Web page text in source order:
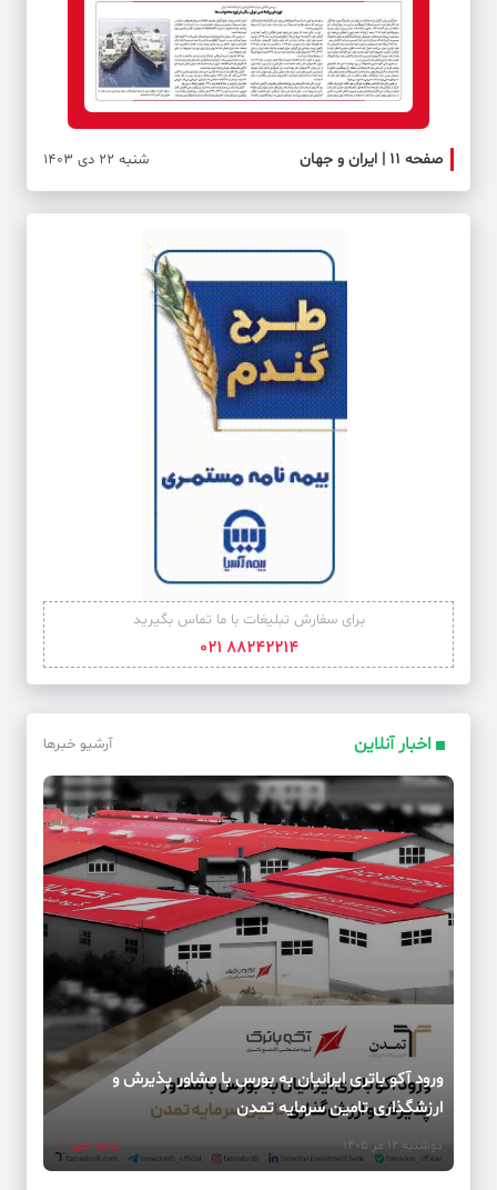
صفحه ۱۱ | ایران و جهان شنبه 22 دی 1403
برای سفارش تبلیغات با ما تماس بگیرید
88242214 021
اخبار آنلاین آرشیو خبرها
ورود آکو باتری ایرانیان به بورس با مشاور پذیرش و
ارزشگذاری تامین سرمایه تمدن
دوشنبه 12 مر 1405 ادامه خبر